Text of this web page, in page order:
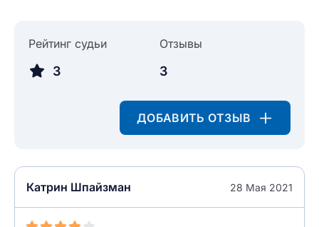
Рейтинг судьи
3
Отзывы
3
ДОБАВИТЬ ОТЗЫВ
Катрин Шпайзман 28 Мая 2021
Как вы оцените судебный участок?
разрешить публикацию отзыва
разрешить публикацию отзыва
ОСТАВИТЬ ОТЗЫВ
ЗАКРЫТЬ СОХРАНИТЬ